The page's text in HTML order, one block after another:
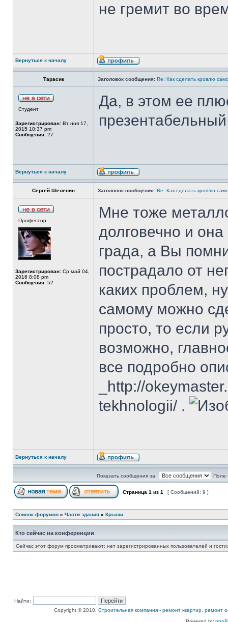
не гремит во
Вернуться к началу
Тарасик Заголовок сообщения: Re: Как сделать кровлю
Студент
Зарегистрирован: Вт ноя 17,
2015 10:37 pm
Сообщения: 27
Да, в этом ее
Вернуться к началу
Сергей Шелепин Заголовок сообщения: Re: Как сделать кровлю
Профессор
Зарегистрирован: Ср май 04,
2016 8:08 pm
Сообщения: 52
Мне тоже
долговечно и
града, а Вы
пострадало от
каких проблем,
самому можно
просто, то если
возможно,
все подробно
_http://
tekhnologii/ .
Вернуться к началу
Показать сообщения за: Поле
Страница 1 из 1 [ Сообщений: 9 ]
Список форумов » Части здания » Крыши
Кто сейчас на конференции
Сейчас этот форум просматривают: нет зарегистрированных пользователей и
Найти:
Copyright © 2010, Строительная компания - ремонт квартир, ремонт